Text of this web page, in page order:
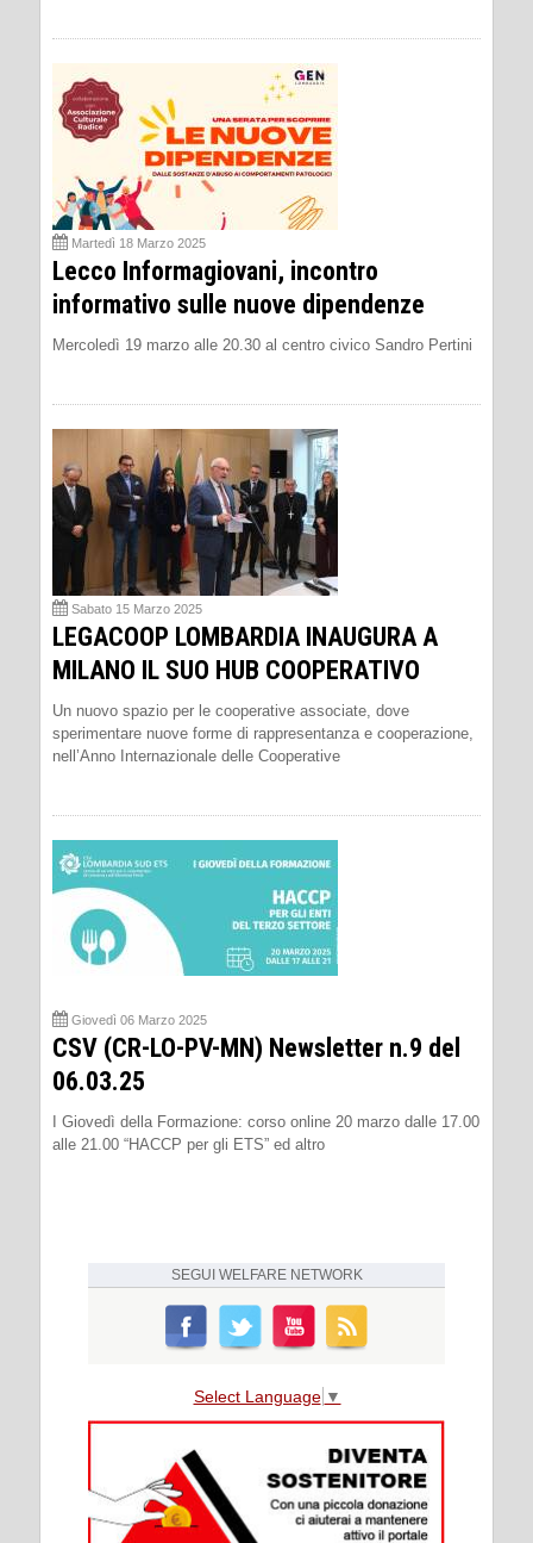
Martedì 18 Marzo 2025
Lecco Informagiovani, incontro
informativo sulle nuove dipendenze
Mercoledì 19 marzo alle 20.30 al centro civico Sandro Pertini
Sabato 15 Marzo 2025
LEGACOOP LOMBARDIA INAUGURA A
MILANO IL SUO HUB COOPERATIVO
Un nuovo spazio per le cooperative associate, dove
sperimentare nuove forme di rappresentanza e cooperazione,
nell’Anno Internazionale delle Cooperative
Giovedì 06 Marzo 2025
CSV (CR-LO-PV-MN) Newsletter n.9 del
06.03.25
I Giovedì della Formazione: corso online 20 marzo dalle 17.00
alle 21.00 “HACCP per gli ETS” ed altro
SEGUI WELFARE NETWORK
Select Language ▼